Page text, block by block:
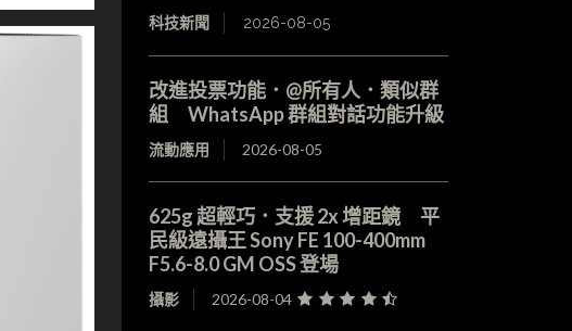
科技新聞 2026-08-05
改進投票功能．@所有人．類似群
組 WhatsApp 群組對話功能升級
流動應用 2026-08-05
625g 超輕巧．支援 2x 增距鏡 平
民級遠攝王 Sony FE 100-400mm
F5.6-8.0 GM OSS 登場
攝影 2026-08-04